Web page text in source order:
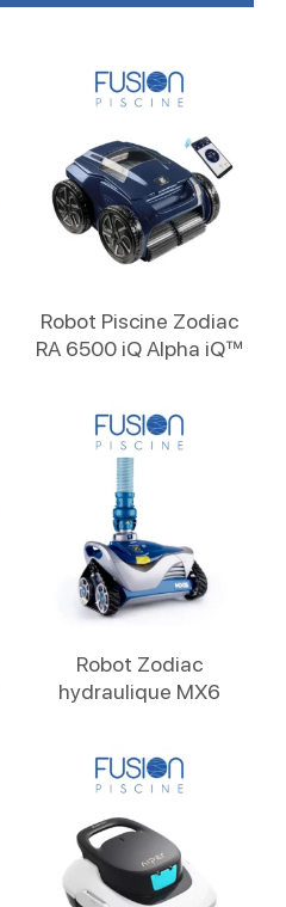
Robot Piscine Zodiac
RA 6500 iQ Alpha iQ™
Robot Zodiac
hydraulique MX6